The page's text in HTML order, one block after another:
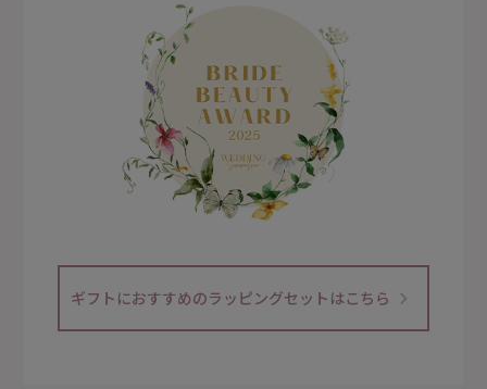
ギフトにおすすめのラッピングセットはこちら